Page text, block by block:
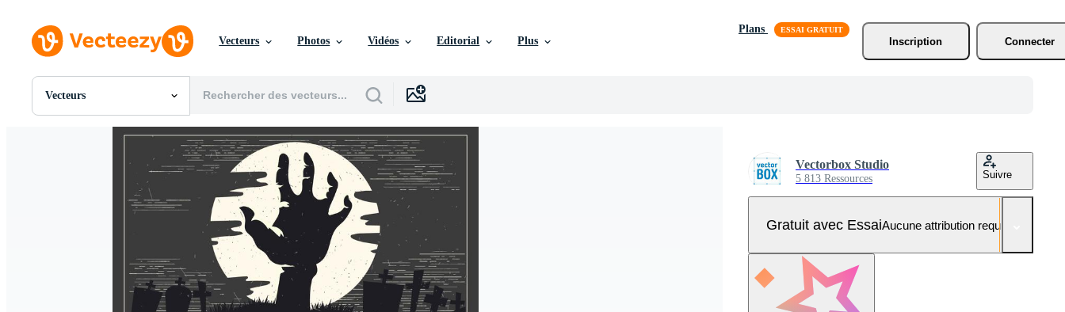
Vecteurs Photos Vidéos Editorial Plus
Plans
Inscription
Connecter
Vecteurs
Toutes Images
Images Éditoriales
Événements Éditoriaux
Vectorbox Studio
5 813 Ressources Suivre
Gratuit avec EssaiAucune attribution requise